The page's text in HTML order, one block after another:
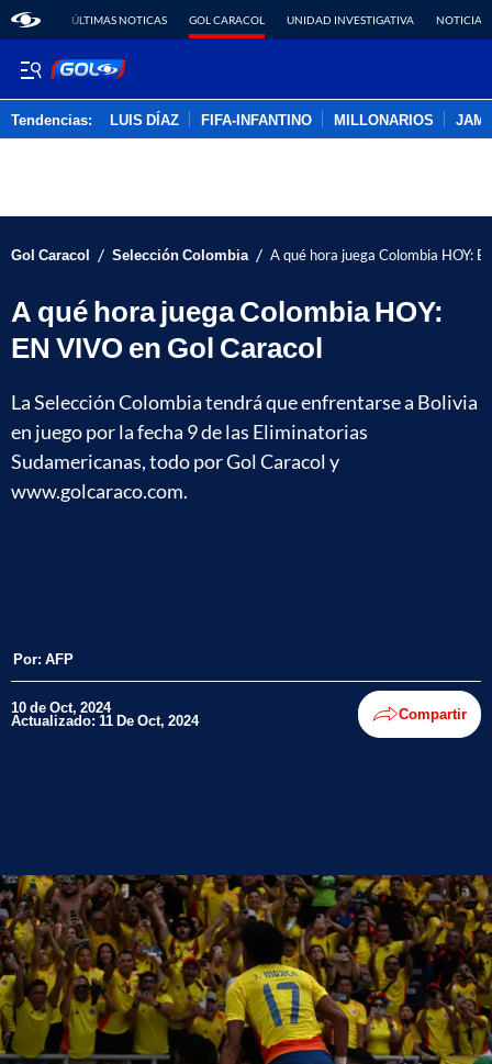
ÚLTIMAS NOTICAS GOL CARACOL UNIDAD INVESTIGATIVA NOTICIAS
Tendencias: LUIS DÍAZ FIFA-INFANTINO MILLONARIOS
Gol Caracol / Selección Colombia / A qué hora juega Colombia HOY:
A qué hora juega Colombia HOY:
EN VIVO en Gol Caracol
La Selección Colombia tendrá que enfrentarse a Bolivia
en juego por la fecha 9 de las Eliminatorias
Sudamericanas, todo por Gol Caracol y
www.golcaraco.com.
Por: AFP
10 de Oct, 2024
Actualizado: 11 De Oct, 2024 Compartir